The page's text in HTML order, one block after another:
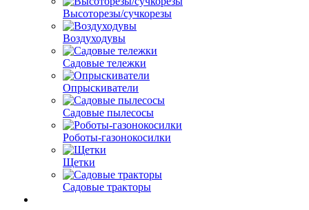
Высоторезы/сучкорезы
Воздуходувы
Садовые тележки
Опрыскиватели
Садовые пылесосы
Роботы-газонокосилки
Щетки
Садовые тракторы